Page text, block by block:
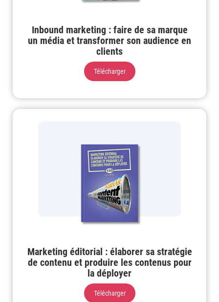
Inbound marketing : faire de sa marque
un média et transformer son audience en
clients
Télécharger
Marketing éditorial : élaborer sa stratégie
de contenu et produire les contenus pour
la déployer
Télécharger